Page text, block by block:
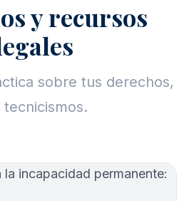
y recursos
sobre tus derechos,
tecnicismos.